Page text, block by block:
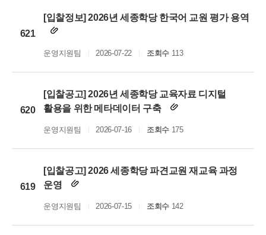
621
[입찰정보] 2026년 세종학당 한국어 교원 평가 용역
운영지원팀 2026-07-22 조회수113
620
[입찰공고] 2026년 세종학당 교육자료 디지털
활용을 위한 메타데이터 구축
운영지원팀 2026-07-16 조회수175
619
[입찰공고] 2026 세종학당 파견교원 재교육 과정
운영
운영지원팀 2026-07-15 조회수142